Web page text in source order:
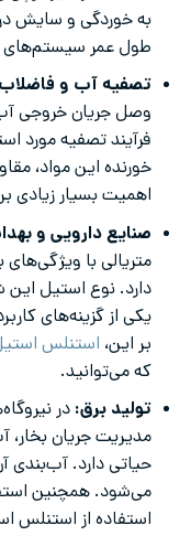
به خوردگی و سایش
طول عمر سیستم‌های
تصفیه آب و
وصل جریان خروجی
فرآیند تصفیه مورد
خورنده این مواد،
اهمیت بسیار زیادی
صنایع دارویی و
متریالی با
دارد. نوع استیل این
یکی از گزینه‌های
بر این، استنلس
که می‌توانید.
تولید برق: در
مدیریت جریان
حیاتی دارد. آب‌بندی
می‌شود. همچنین
استفاده از استنلس